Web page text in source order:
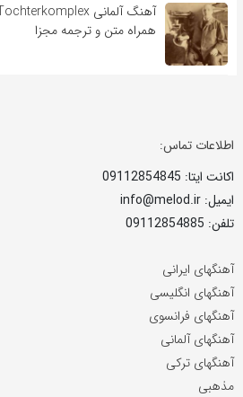
همراه متن و ترجمه مجزا
اطلاعات تماس:
اکانت ایتا: 09112854845
ایمیل: info@melod.ir
تلفن: 09112854885
آهنگهای ایرانی
آهنگهای انگلیسی
آهنگهای فرانسوی
آهنگهای آلمانی
آهنگهای ترکی
مذهبی